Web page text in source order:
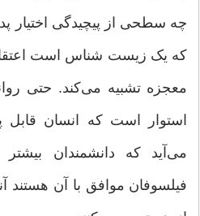
چه سطحی از پیچیدگی اختیار
که یک زیست شناس است اعتقاد
معجزه تشبیه می‌کند. حتی
استوار است که انسان
می‌آید که دانشمندان
فیلسوفان موافق با آن هستند